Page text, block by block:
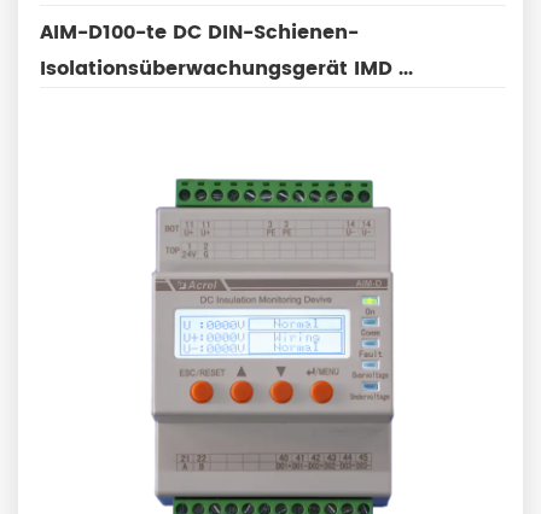
AIM-D100-te DC DIN-Schienen-
Isolationsüberwachungsgerät IMD ...